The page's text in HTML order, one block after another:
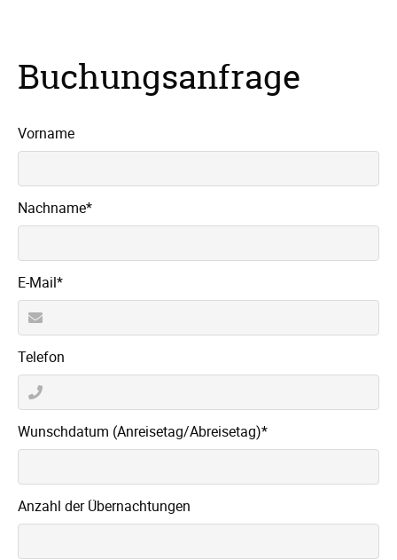
Buchungsanfrage
Vorname
Pflichtfeld
Nachname*
Pflichtfeld
E-Mail*
Telefon
Pflichtfeld
Wunschdatum (Anreisetag/Abreisetag)*
Anzahl der Übernachtungen